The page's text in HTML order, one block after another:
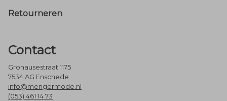
Retourneren
Contact
Gronausestraat 1175
7534 AG Enschede
info@mengermode.nl
(053) 461 14 73